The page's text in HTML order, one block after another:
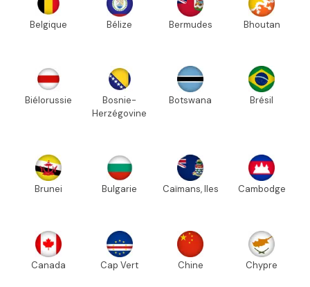
Belgique Bélize Bermudes Bhoutan
Biélorussie
Bosnie-
Herzégovine
Botswana Brésil
Brunei Bulgarie Caïmans, Iles Cambodge
Canada Cap Vert Chine Chypre